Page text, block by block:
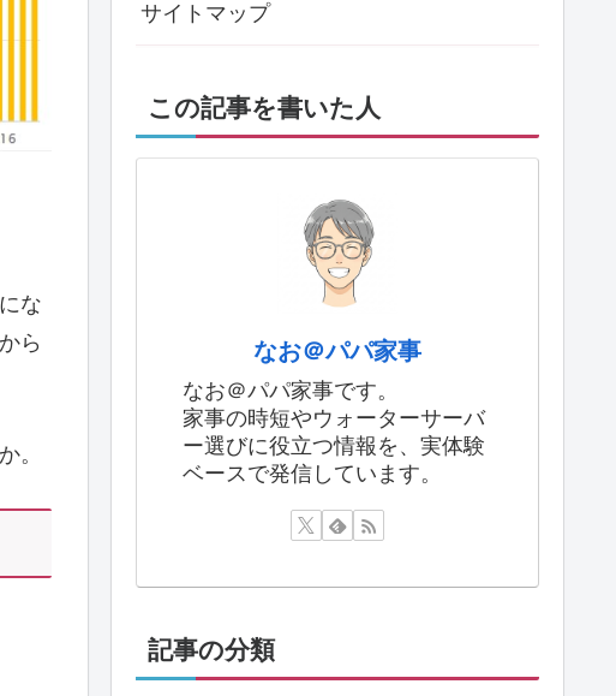
な
ら
。
サイトマップ
この記事を書いた人
なお＠パパ家事
なお＠パパ家事です。
家事の時短やウォーターサーバ
ー選びに役立つ情報を、実体験
ベースで発信しています。
記事の分類